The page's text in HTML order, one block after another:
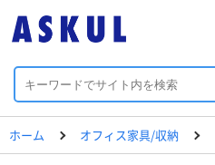
ホーム オフィス家具/収納